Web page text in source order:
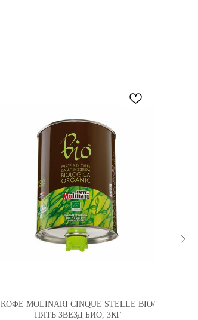
КОФЕ MOLINARI CINQUE STELLE BIO/
ПЯТЬ ЗВЕЗД БИО, 3КГ